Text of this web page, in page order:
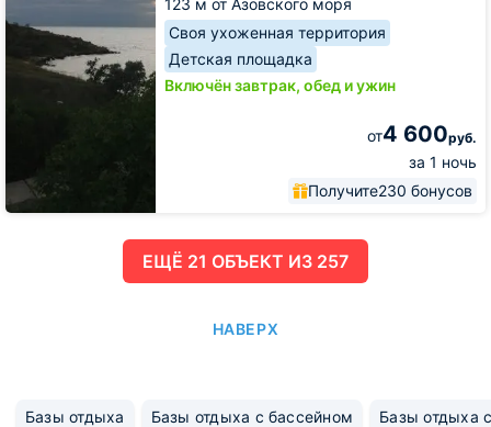
123 м от Азовского моря
Своя ухоженная территория
Детская площадка
Включён завтрак, обед и ужин
от4 600руб.
за 1 ночь
Получите230 бонусов
ЕЩË 21 ОБЪЕКТ ИЗ 257
НАВЕРХ
Базы отдыха Базы отдыха с бассейном Базы отдыха